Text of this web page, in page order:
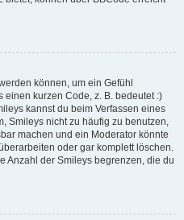
können, um ein Gefühl
kurzen Code, z. B. bedeutet :)
kannst du beim Verfassen eines
Smileys nicht zu häufig zu benutzen,
machen und ein Moderator könnte
oder gar komplett löschen.
Anzahl der Smileys begrenzen, die du